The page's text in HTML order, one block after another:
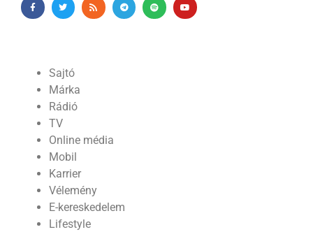
Sajtó
Márka
Rádió
TV
Online média
Mobil
Karrier
Vélemény
E-kereskedelem
Lifestyle